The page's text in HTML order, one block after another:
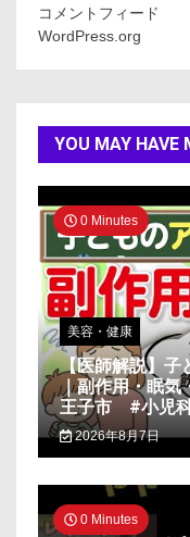
コメントフィード
WordPress.org
YOU MAY HAVE
0 Minutes
美容・健康
【医師解説】子
｜副作用・眠
王子市 #小児
2026年8月7日
0 Minutes